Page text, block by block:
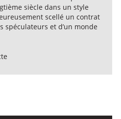
siècle dans un style
scellé un contrat
spéculateurs et d’un monde